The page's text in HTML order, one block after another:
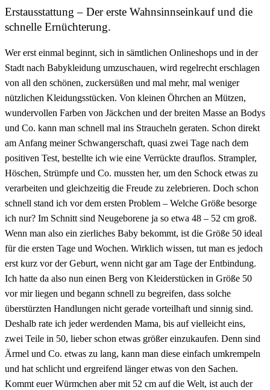
Erstausstattung – Der erste Wahnsinnseinkauf und die
schnelle Ernüchterung.
Wer erst einmal beginnt, sich in sämtlichen Onlineshops und in der
Stadt nach Babykleidung umzuschauen, wird regelrecht erschlagen
von all den schönen, zuckersüßen und mal mehr, mal weniger
nützlichen Kleidungsstücken. Von kleinen Öhrchen an Mützen,
wundervollen Farben von Jäckchen und der breiten Masse an Bodys
und Co. kann man schnell mal ins Straucheln geraten. Schon direkt
am Anfang meiner Schwangerschaft, quasi zwei Tage nach dem
positiven Test, bestellte ich wie eine Verrückte drauflos. Strampler,
Höschen, Strümpfe und Co. mussten her, um den Schock etwas zu
verarbeiten und gleichzeitig die Freude zu zelebrieren. Doch schon
schnell stand ich vor dem ersten Problem – Welche Größe besorge
ich nur? Im Schnitt sind Neugeborene ja so etwa 48 – 52 cm groß.
Wenn man also ein zierliches Baby bekommt, ist die Größe 50 ideal
für die ersten Tage und Wochen. Wirklich wissen, tut man es jedoch
erst kurz vor der Geburt, wenn nicht gar am Tage der Entbindung.
Ich hatte da also nun einen Berg von Kleiderstücken in Größe 50
vor mir liegen und begann schnell zu begreifen, dass solche
überstürzten Handlungen nicht gerade vorteilhaft und sinnig sind.
Deshalb rate ich jeder werdenden Mama, bis auf vielleicht eins,
zwei Teile in 50, lieber schon etwas größer einzukaufen. Denn sind
Ärmel und Co. etwas zu lang, kann man diese einfach umkrempeln
und hat schlicht und ergreifend länger etwas von den Sachen.
Kommt euer Würmchen aber mit 52 cm auf die Welt, ist auch der